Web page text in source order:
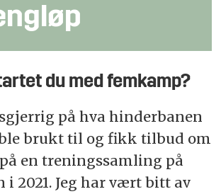
du med femkamp?
på hva hinderbanen
brukt til og fikk tilbud om
en treningssamling på
i 2021. Jeg har vært bitt av